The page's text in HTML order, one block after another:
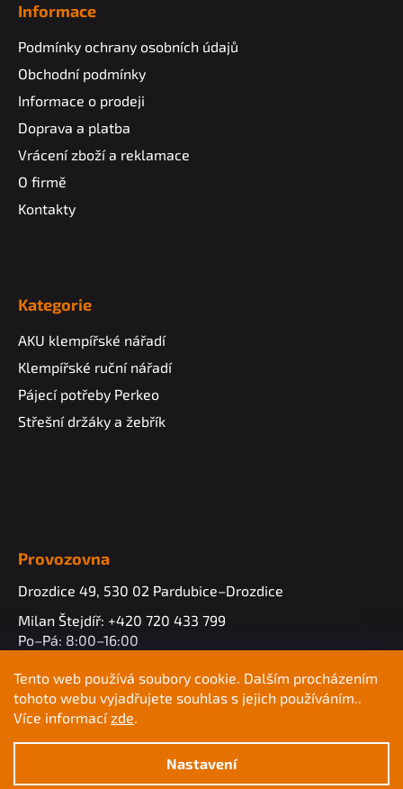
Tento web používá soubory cookie. Dalším procházením
tohoto webu vyjadřujete souhlas s jejich používáním..
Více informacízde.
Nastavení
Informace
Podmínky ochrany osobních údajů
Obchodní podmínky
Informace o prodeji
Doprava a platba
Vrácení zboží a reklamace
O firmě
Kontakty
Kategorie
AKU klempířské nářadí
Klempířské ruční nářadí
Pájecí potřeby Perkeo
Střešní držáky a žebřík
Provozovna
Drozdice 49, 530 02 Pardubice–Drozdice
Milan Štejdíř: +420 720 433 799
Po–Pá: 8:00–16:00
info@profimk.eu